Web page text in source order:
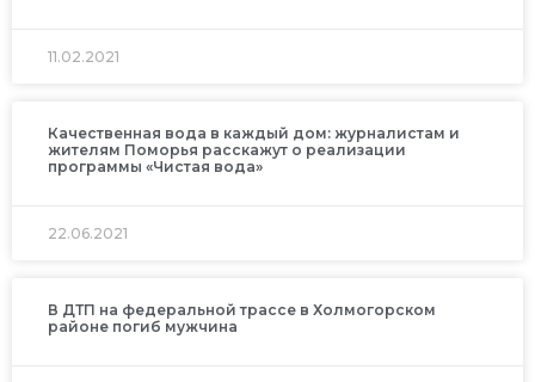
11.02.2021
Качественная вода в каждый дом: журналистам и
жителям Поморья расскажут о реализации
программы «Чистая вода»
22.06.2021
В ДТП на федеральной трассе в Холмогорском
районе погиб мужчина